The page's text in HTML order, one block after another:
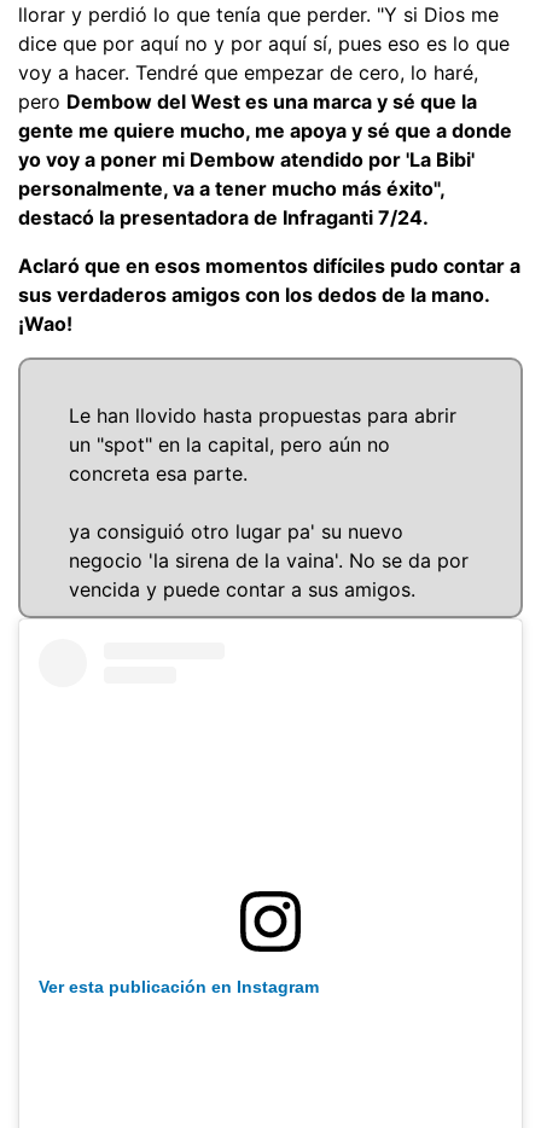
llorar y perdió lo que tenía que perder. "Y si Dios me
dice que por aquí no y por aquí sí, pues eso es lo que
voy a hacer. Tendré que empezar de cero, lo haré,
pero Dembow del West es una marca y sé que la
gente me quiere mucho, me apoya y sé que a donde
yo voy a poner mi Dembow atendido por 'La Bibi'
personalmente, va a tener mucho más éxito",
destacó la presentadora de Infraganti 7/24.
Aclaró que en esos momentos difíciles pudo contar a
sus verdaderos amigos con los dedos de la mano.
¡Wao!
Le han llovido hasta propuestas para abrir
un "spot" en la capital, pero aún no
concreta esa parte.
ya consiguió otro lugar pa' su nuevo
negocio 'la sirena de la vaina'. No se da por
vencida y puede contar a sus amigos.
Ver esta publicación en Instagram